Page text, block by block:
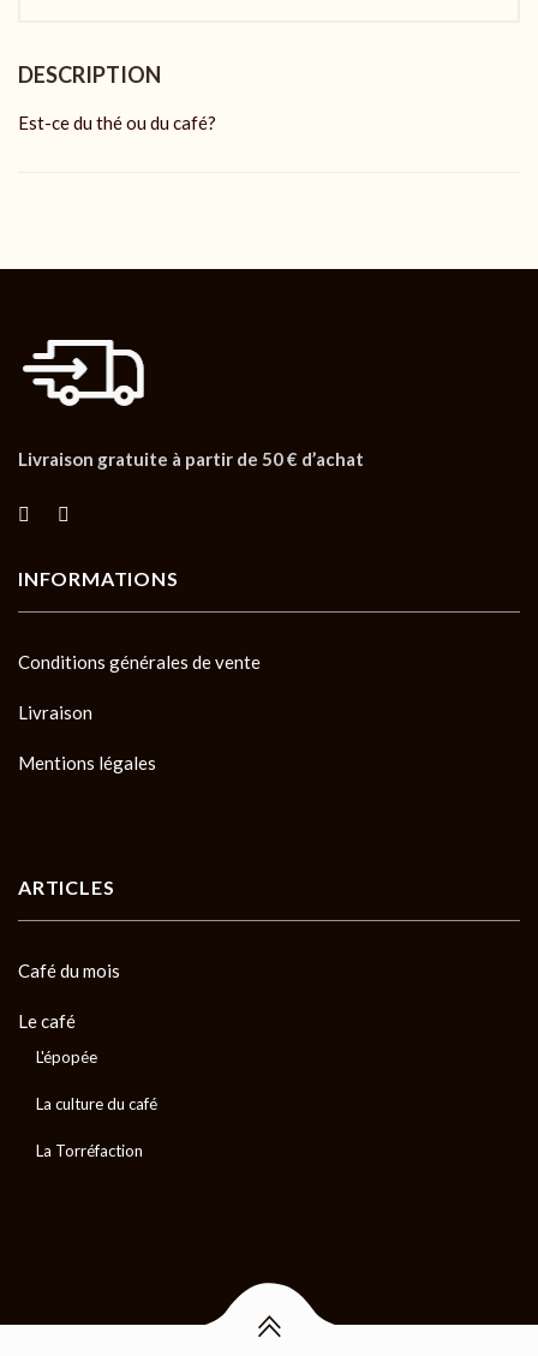
DESCRIPTION
Est-ce du thé ou du café?
Livraison gratuite à partir de 50 € d’achat
INFORMATIONS
Conditions générales de vente
Livraison
Mentions légales
ARTICLES
Café du mois
Le café
L'épopée
La culture du café
La Torréfaction